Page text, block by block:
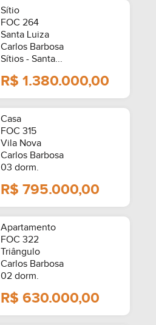
Sítio
FOC 264
Santa Luiza
Carlos Barbosa
Sítios - Santa...
R$ 1.380.000,00
Casa
FOC 315
Vila Nova
Carlos Barbosa
03 dorm.
R$ 795.000,00
Apartamento
FOC 322
Triângulo
Carlos Barbosa
02 dorm.
R$ 630.000,00